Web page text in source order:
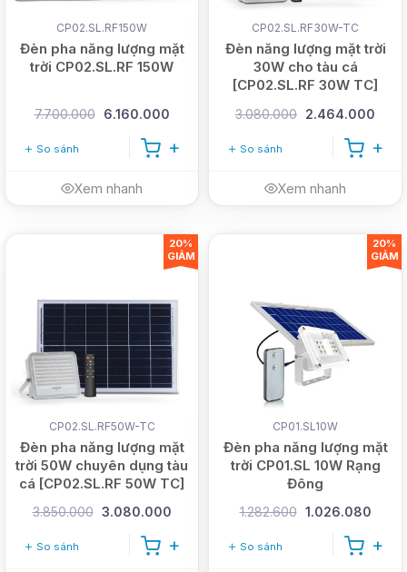
CP02.SL.RF150W
Đèn pha năng lượng mặt
trời CP02.SL.RF 150W
7.700.000 6.160.000
So sánh
Xem nhanh
CP02.SL.RF30W-TC
Đèn năng lượng mặt trời
30W cho tàu cá
[CP02.SL.RF 30W TC]
3.080.000 2.464.000
So sánh
Xem nhanh
CP02.SL.RF50W-TC
Đèn pha năng lượng mặt
trời 50W chuyên dụng tàu
cá [CP02.SL.RF 50W TC]
3.850.000 3.080.000
So sánh
20%
GIẢM
CP01.SL10W
Đèn pha năng lượng mặt
trời CP01.SL 10W Rạng
Đông
1.282.600 1.026.080
So sánh
20%
GIẢM